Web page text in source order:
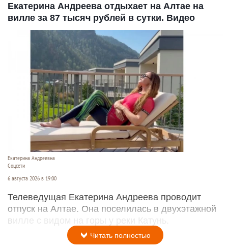
Екатерина Андреева отдыхает на Алтае на
вилле за 87 тысяч рублей в сутки. Видео
Екатерина Андреевна
Соцсети
6 августа 2026 в 19:00
Телеведущая Екатерина Андреева проводит
отпуск на Алтае. Она поселилась в двухэтажной
вилле с видом на горы у реки Катунь.
Читать полностью